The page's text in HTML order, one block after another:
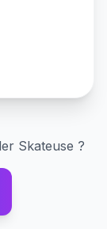
Skateuse ?